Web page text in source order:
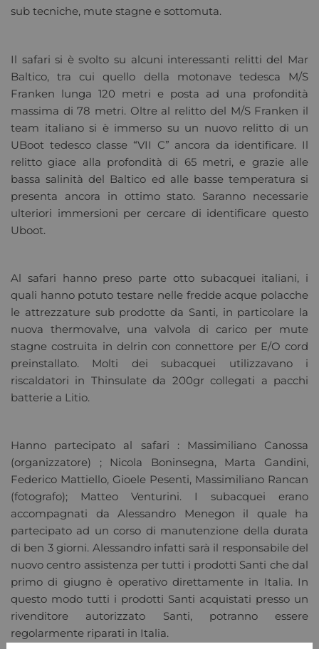
sub tecniche, mute stagne e sottomuta.
Il safari si è svolto su alcuni interessanti relitti del Mar
Baltico, tra cui quello della motonave tedesca M/S
Franken lunga 120 metri e posta ad una profondità
massima di 78 metri. Oltre al relitto del M/S Franken il
team italiano si è immerso su un nuovo relitto di un
UBoot tedesco classe “VII C” ancora da identificare. Il
relitto giace alla profondità di 65 metri, e grazie alle
bassa salinità del Baltico ed alle basse temperatura si
presenta ancora in ottimo stato. Saranno necessarie
ulteriori immersioni per cercare di identificare questo
Uboot.
Al safari hanno preso parte otto subacquei italiani, i
quali hanno potuto testare nelle fredde acque polacche
le attrezzature sub prodotte da Santi, in particolare la
nuova thermovalve, una valvola di carico per mute
stagne costruita in delrin con connettore per E/O cord
preinstallato. Molti dei subacquei utilizzavano i
riscaldatori in Thinsulate da 200gr collegati a pacchi
batterie a Litio.
Hanno partecipato al safari : Massimiliano Canossa
(organizzatore) ; Nicola Boninsegna, Marta Gandini,
Federico Mattiello, Gioele Pesenti, Massimiliano Rancan
(fotografo); Matteo Venturini. I subacquei erano
accompagnati da Alessandro Menegon il quale ha
partecipato ad un corso di manutenzione della durata
di ben 3 giorni. Alessandro infatti sarà il responsabile del
nuovo centro assistenza per tutti i prodotti Santi che dal
primo di giugno è operativo direttamente in Italia. In
questo modo tutti i prodotti Santi acquistati presso un
rivenditore autorizzato Santi, potranno essere
regolarmente riparati in Italia.